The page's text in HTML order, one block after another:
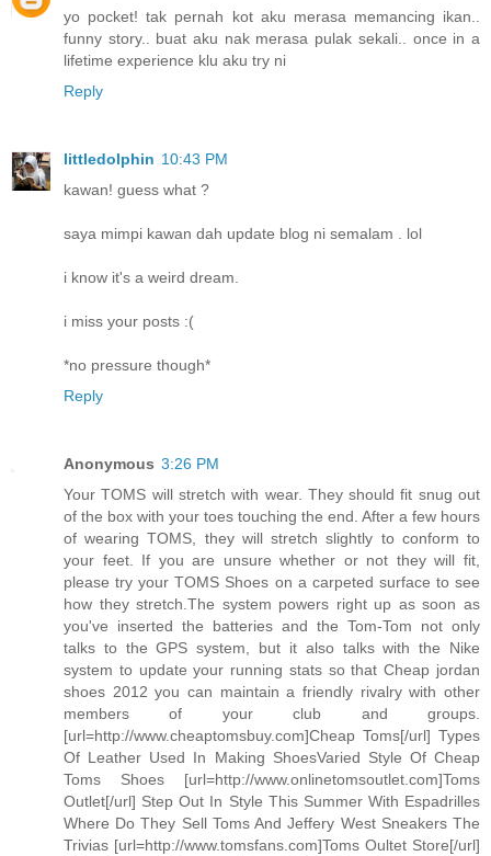
yo pocket! tak pernah kot aku merasa memancing ikan..
funny story.. buat aku nak merasa pulak sekali.. once in a
lifetime experience klu aku try ni
Reply
littledolphin 10:43 PM
kawan! guess what ?
saya mimpi kawan dah update blog ni semalam . lol
i know it's a weird dream.
i miss your posts :(
*no pressure though*
Reply
Anonymous 3:26 PM
Your TOMS will stretch with wear. They should fit snug out
of the box with your toes touching the end. After a few hours
of wearing TOMS, they will stretch slightly to conform to
your feet. If you are unsure whether or not they will fit,
please try your TOMS Shoes on a carpeted surface to see
how they stretch.The system powers right up as soon as
you've inserted the batteries and the Tom-Tom not only
talks to the GPS system, but it also talks with the Nike
system to update your running stats so that Cheap jordan
shoes 2012 you can maintain a friendly rivalry with other
members of your club and groups.
[url=http://www.cheaptomsbuy.com]Cheap Toms[/url] Types
Of Leather Used In Making ShoesVaried Style Of Cheap
Toms Shoes [url=http://www.onlinetomsoutlet.com]Toms
Outlet[/url] Step Out In Style This Summer With Espadrilles
Where Do They Sell Toms And Jeffery West Sneakers The
Trivias [url=http://www.tomsfans.com]Toms Oultet Store[/url]